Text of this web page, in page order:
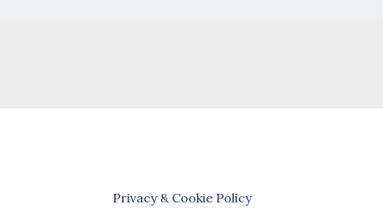
Privacy & Cookie Policy